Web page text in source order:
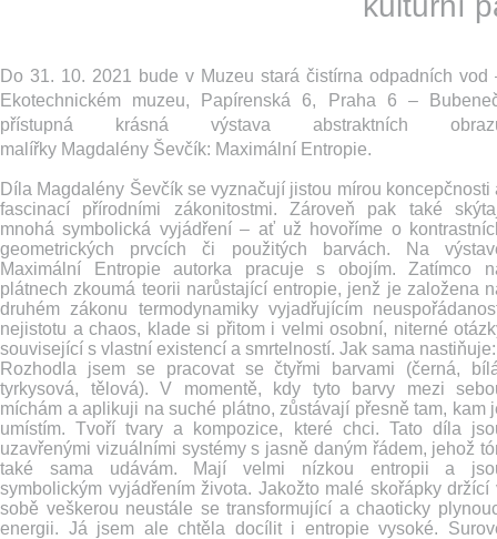
Do 31. 10. 2021 bude v Muzeu stará čistírna odpadních vod
Ekotechnickém muzeu, Papírenská 6, Praha 6 –
přístupná krásná výstava abstraktních
malířky Magdalény Ševčík: Maximální Entropie.
Díla Magdalény Ševčík se vyznačují jistou mírou koncepčnosti
fascinací přírodními zákonitostmi. Zároveň pak také
mnohá symbolická vyjádření –⁠ ať už hovoříme o
geometrických prvcích či použitých barvách. Na
Maximální Entropie autorka pracuje s obojím. Zatímco
plátnech zkoumá teorii narůstající entropie, jenž je založena
druhém zákonu termodynamiky vyjadřujícím
nejistotu a chaos, klade si přitom i velmi osobní, niterné
související s vlastní existencí a smrtelností. Jak sama nastiňuje:
Rozhodla jsem se pracovat se čtyřmi barvami (černá,
tyrkysová, tělová). V momentě, kdy tyto barvy mezi
míchám a aplikuji na suché plátno, zůstávají přesně tam, kam
umístím. Tvoří tvary a kompozice, které chci. Tato díla
uzavřenými vizuálními systémy s jasně daným řádem, jehož
také sama udávám. Mají velmi nízkou entropii a
symbolickým vyjádřením života. Jakožto malé skořápky držící
sobě veškerou neustále se transformující a chaoticky
energii. Já jsem ale chtěla docílit i entropie vysoké.